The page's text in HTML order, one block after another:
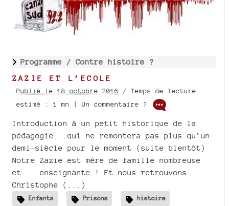
Programme / Contre histoire ?
ZAZIE ET L’ECOLE
Publié le 18 octobre 2016 / Temps de lecture
estimé : 1 mn | Un commentaire ?
Introduction à un petit historique de la
pédagogie...qui ne remontera pas plus qu’un
demi-siècle pour le moment (suite bientôt)
Notre Zazie est mère de famille nombreuse
et....enseignante ! Et nous retrouvons
Christophe (...)
Enfants Prisons histoire